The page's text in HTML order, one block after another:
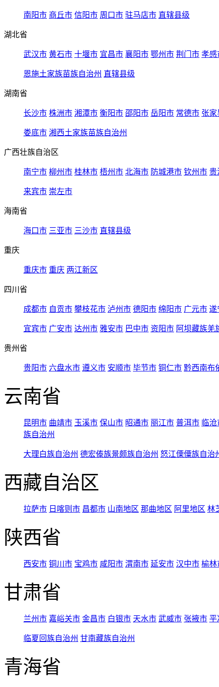
南阳市 商丘市 信阳市 周口市 驻马店市 直辖县级
湖北省
武汉市 黄石市 十堰市 宜昌市 襄阳市 鄂州市 荆门市 孝感
恩施土家族苗族自治州 直辖县级
湖南省
长沙市 株洲市 湘潭市 衡阳市 邵阳市 岳阳市 常德市 张家
娄底市 湘西土家族苗族自治州
广西壮族自治区
南宁市 柳州市 桂林市 梧州市 北海市 防城港市 钦州市 贵
来宾市 崇左市
海南省
海口市 三亚市 三沙市 直辖县级
重庆
重庆市 重庆 两江新区
四川省
成都市 自贡市 攀枝花市 泸州市 德阳市 绵阳市 广元市 遂
宜宾市 广安市 达州市 雅安市 巴中市 资阳市 阿坝藏族羌
贵州省
贵阳市 六盘水市 遵义市 安顺市 毕节市 铜仁市 黔西南布
云南省
昆明市 曲靖市 玉溪市 保山市 昭通市 丽江市 普洱市 临
族自治州
大理白族自治州 德宏傣族景颇族自治州 怒江傈僳族自治
西藏自治区
拉萨市 日喀则市 昌都市 山南地区 那曲地区 阿里地区 林
陕西省
西安市 铜川市 宝鸡市 咸阳市 渭南市 延安市 汉中市 榆林
甘肃省
兰州市 嘉峪关市 金昌市 白银市 天水市 武威市 张掖市 平
临夏回族自治州 甘南藏族自治州
青海省